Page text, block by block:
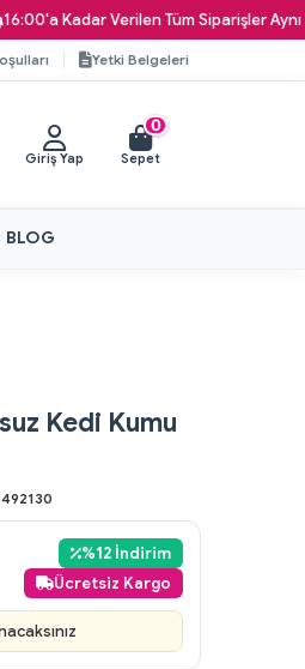
Kadar Verilen Tüm Siparişler Aynı
Yetki Belgeleri
Giriş Yap
0
Sepet
BLOG
Kedi Kumu
%12 İndirim
Ücretsiz Kargo